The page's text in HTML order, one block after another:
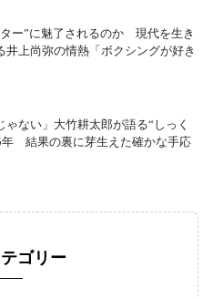
ー”に魅了されるのか 現代を生き
井上尚弥の情熱「ボクシングが好き
ゃない」大竹耕太郎が語る“しっく
年 結果の裏に芽生えた確かな手応
ゴリー